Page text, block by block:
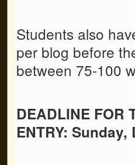
Students also
per blog before
between 75-100
DEADLINE FOR
ENTRY: